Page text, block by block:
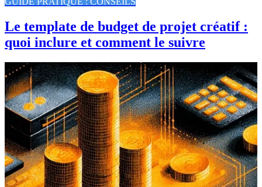
Le template de budget de projet créatif :
quoi inclure et comment le suivre